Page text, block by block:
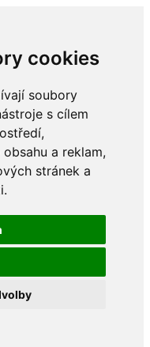
cookies
soubory
s cílem
a reklam,
stránek a